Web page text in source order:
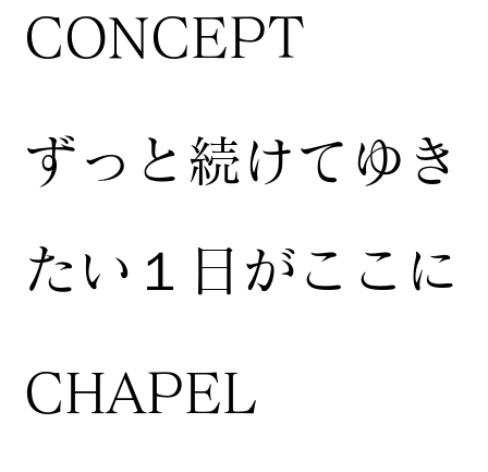
CONCEPT
ずっと続けてゆき
たい１日がここに
CHAPEL